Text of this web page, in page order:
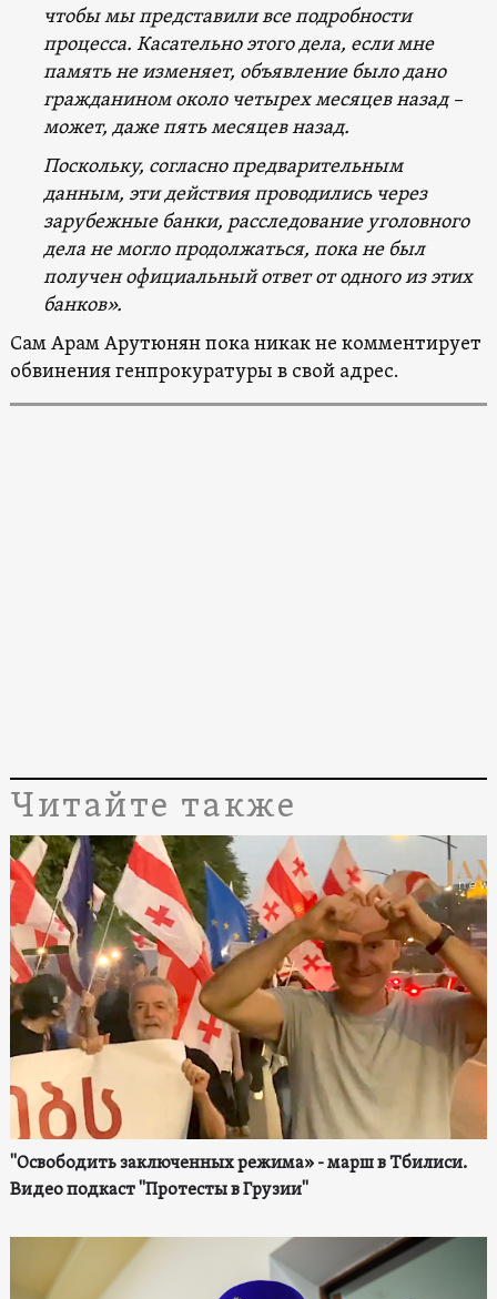
чтобы мы представили все подробности
процесса. Касательно этого дела, если мне
память не изменяет, объявление было дано
гражданином около четырех месяцев назад –
может, даже пять месяцев назад.
Поскольку, согласно предварительным
данным, эти действия проводились через
зарубежные банки, расследование уголовного
дела не могло продолжаться, пока не был
получен официальный ответ от одного из этих
банков».
Сам Арам Арутюнян пока никак не комментирует
обвинения генпрокуратуры в свой адрес.
Читайте также
"Освободить заключенных режима» - марш в Тбилиси.
Видео подкаст "Протесты в Грузии"